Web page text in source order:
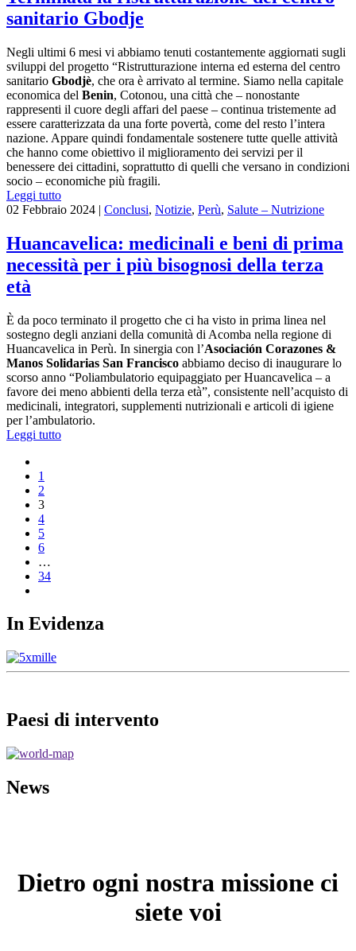
sanitario Gbodje
Negli ultimi 6 mesi vi abbiamo tenuti costantemente aggiornati sugli
sviluppi del progetto “Ristrutturazione interna ed esterna del centro
sanitario Gbodjè, che ora è arrivato al termine. Siamo nella capitale
economica del Benin, Cotonou, una città che – nonostante
rappresenti il cuore degli affari del paese – continua tristemente ad
essere caratterizzata da una forte povertà, come del resto l’intera
nazione. Appare quindi fondamentale sostenere tutte quelle attività
che hanno come obiettivo il miglioramento dei servizi per il
benessere dei cittadini, soprattutto di quelli che versano in condizioni
socio – economiche più fragili.
Leggi tutto
02 Febbraio 2024 | Conclusi, Notizie, Perù, Salute – Nutrizione
Huancavelica: medicinali e beni di prima
necessità per i più bisognosi della terza
età
È da poco terminato il progetto che ci ha visto in prima linea nel
sostegno degli anziani della comunità di Acomba nella regione di
Huancavelica in Perù. In sinergia con l’Asociación Corazones &
Manos Solidarias San Francisco abbiamo deciso di inaugurare lo
scorso anno “Poliambulatorio equipaggiato per Huancavelica – a
favore dei meno abbienti della terza età”, consistente nell’acquisto di
medicinali, integratori, supplementi nutrizionali e articoli di igiene
per l’ambulatorio.
Leggi tutto
1
2
3
4
5
6
…
34
In Evidenza
Paesi di intervento
News
Dietro ogni nostra missione ci
siete voi